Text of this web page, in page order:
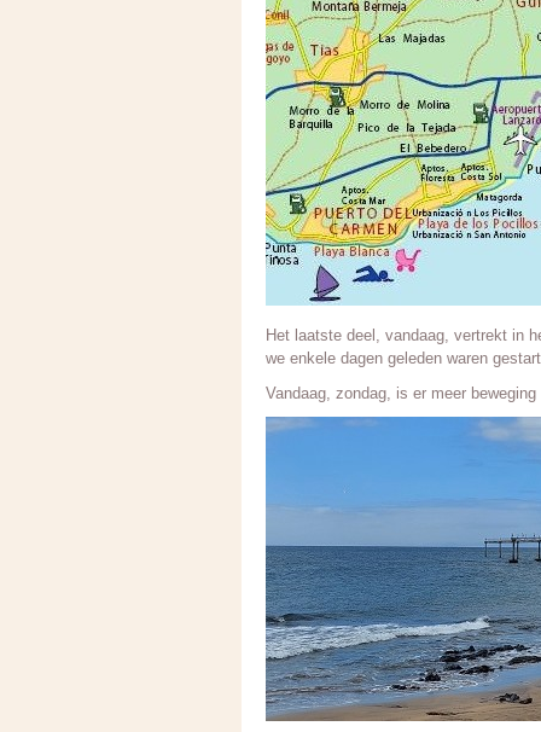
Het laatste deel, vandaag, vertrekt in
we enkele dagen geleden waren
Vandaag, zondag, is er meer